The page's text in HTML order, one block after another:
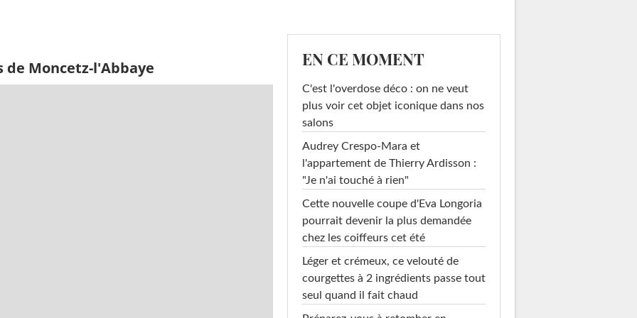
Moncetz-l'Abbaye EN CE MOMENT
C'est l'overdose déco : on ne veut
plus voir cet objet iconique dans nos
salons
Audrey Crespo-Mara et
l'appartement de Thierry Ardisson :
"Je n'ai touché à rien"
Cette nouvelle coupe d'Eva Longoria
pourrait devenir la plus demandée
chez les coiffeurs cet été
Léger et crémeux, ce velouté de
courgettes à 2 ingrédients passe tout
seul quand il fait chaud